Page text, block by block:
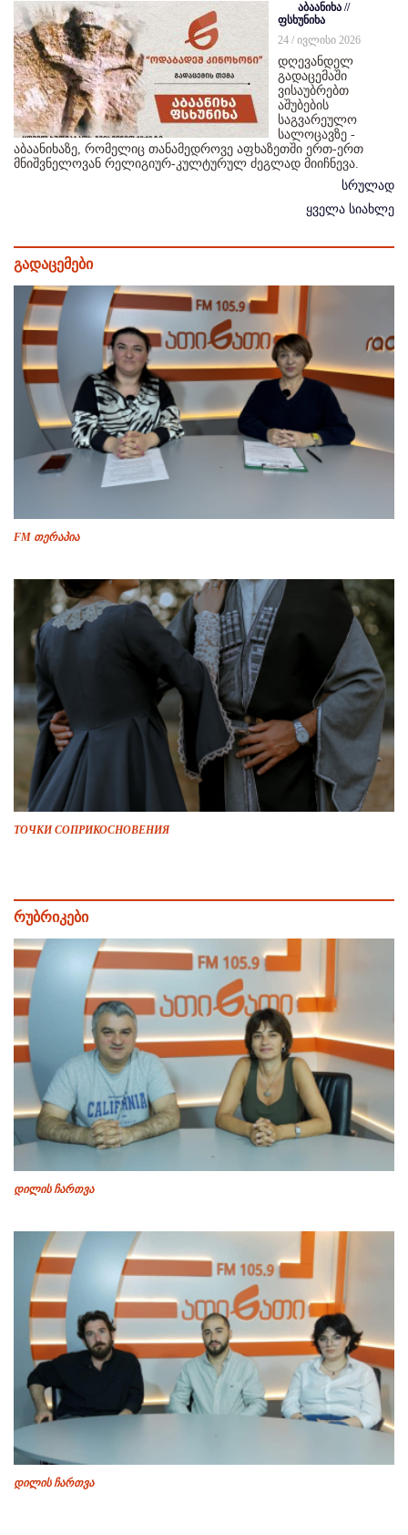
აბაანიხა //
ფსხუნიხა
24 / ივლისი 2026
დღევანდელ
გადაცემაში
ვისაუბრებთ
აშუბების
საგვარეულო
სალოცავზე -
აბაანიხაზე, რომელიც თანამედროვე აფხაზეთში ერთ-ერთ
მნიშვნელოვან რელიგიურ-კულტურულ ძეგლად მიიჩნევა.
სრულად
ყველა სიახლე
გადაცემები
FM თერაპია
ТОЧКИ СОПРИКОСНОВЕНИЯ
რუბრიკები
დილის ჩართვა
დილის ჩართვა